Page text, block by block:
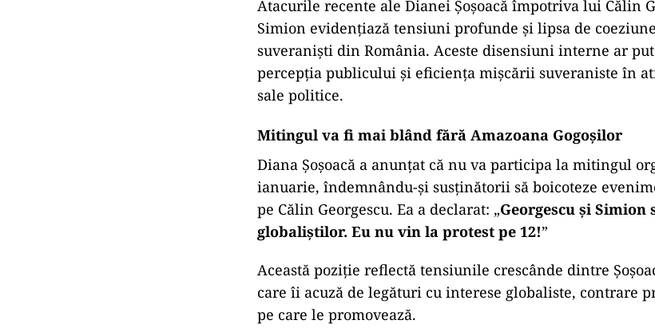
Atacurile recente ale Dianei Șoșoacă împotriva lui Călin
Simion evidențiază tensiuni profunde și lipsa de
suveraniști din România. Aceste disensiuni interne ar
percepția publicului și eficiența mișcării suveraniste în
sale politice.
Mitingul va fi mai blând fără Amazoana Gogoșilor
Diana Șoșoacă a anunțat că nu va participa la mitingul
ianuarie, îndemnându-și susținătorii să boicoteze
pe Călin Georgescu. Ea a declarat: „Georgescu și Simion
globaliștilor. Eu nu vin la protest pe 12!”
Această poziție reflectă tensiunile crescânde dintre
care îi acuză de legături cu interese globaliste, contrare
pe care le promovează.